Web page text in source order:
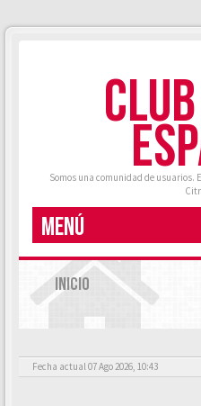
Somos una comunidad de usuarios.
MENÚ
INICIO
Fecha actual 07 Ago 2026, 10:43